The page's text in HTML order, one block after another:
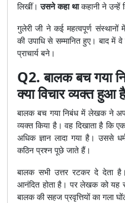
लिखीं।उसने कहा थाकहानी ने उन्हें
गुलेरी जी ने कई महत्वपूर्ण संस्थानों
की उपाधि से सम्मानित हुए। बाद में वे
प्राचार्य बने।
Q2. बालक बच गया
क्या विचार व्यक्त हुआ
बालक बच गया निबंध में लेखक ने अपने
व्यक्त किया है। वह दिखाता है कि
अधिक ज्ञान लादा गया है। उससे
कठिन प्रश्न पूछे जाते हैं।
बालक सभी उत्तर रटकर दे देता
आनंदित होता है। पर लेखक को यह
बालक की सहज प्रवृत्तियों का गला